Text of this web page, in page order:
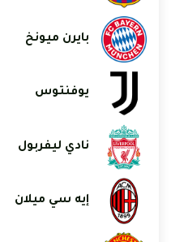
بايرن ميونخ
يوفنتوس
نادي ليفربول
إيه سي ميلان